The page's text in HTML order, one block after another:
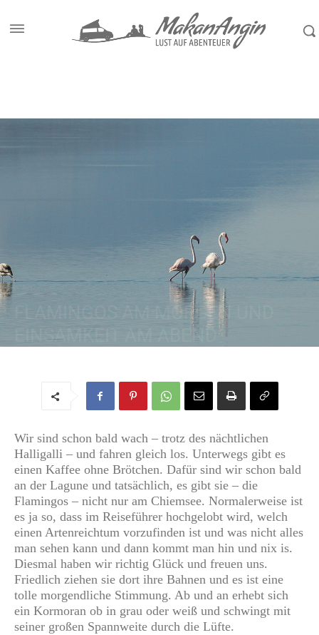
FLAMINGOS AM MORGEN UND
EINSAMKEIT AM ABEND
Wir sind schon bald wach – trotz des nächtlichen
Halligalli – und fahren gleich los. Unterwegs gibt es
einen Kaffee ohne Brötchen. Dafür sind wir schon bald
an der Lagune und tatsächlich, es gibt sie – die
Flamingos – nicht nur am Chiemsee. Normalerweise ist
es ja so, dass im Reiseführer hochgelobt wird, welch
einen Artenreichtum vorzufinden ist und was nicht alles
man sehen kann und dann kommt man hin und nix is.
Diesmal haben wir richtig Glück und freuen uns.
Friedlich ziehen sie dort ihre Bahnen und es ist eine
tolle morgendliche Stimmung. Ab und an erhebt sich
ein Kormoran ob in grau oder weiß und schwingt mit
seiner großen Spannweite durch die Lüfte.